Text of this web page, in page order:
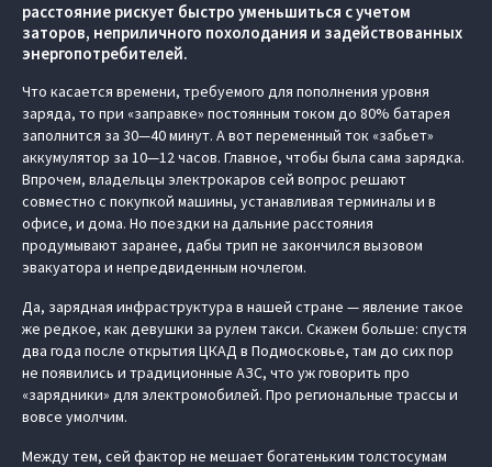
расстояние рискует быстро уменьшиться с учетом
заторов, неприличного похолодания и задействованных
энергопотребителей.
Что касается времени, требуемого для пополнения уровня
заряда, то при «заправке» постоянным током до 80% батарея
заполнится за 30—40 минут. А вот переменный ток «забьет»
аккумулятор за 10—12 часов. Главное, чтобы была сама зарядка.
Впрочем, владельцы электрокаров сей вопрос решают
совместно с покупкой машины, устанавливая терминалы и в
офисе, и дома. Но поездки на дальние расстояния
продумывают заранее, дабы трип не закончился вызовом
эвакуатора и непредвиденным ночлегом.
Да, зарядная инфраструктура в нашей стране — явление такое
же редкое, как девушки за рулем такси. Скажем больше: спустя
два года после открытия ЦКАД в Подмосковье, там до сих пор
не появились и традиционные АЗС, что уж говорить про
«зарядники» для электромобилей. Про региональные трассы и
вовсе умолчим.
Между тем, сей фактор не мешает богатеньким толстосумам